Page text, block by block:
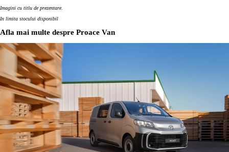
Imagini cu titlu de prezentare.
In limita stocului disponibil
Afla mai multe despre Proace Van